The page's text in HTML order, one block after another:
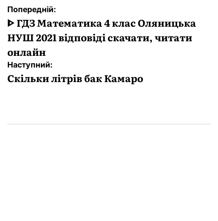
Навігація
записів
Попередній:
ᐈ ГДЗ Математика 4 клас Оляницька
НУШ 2021 відповіді скачати, читати
онлайн
Наступний:
Скільки літрів бак Камаро